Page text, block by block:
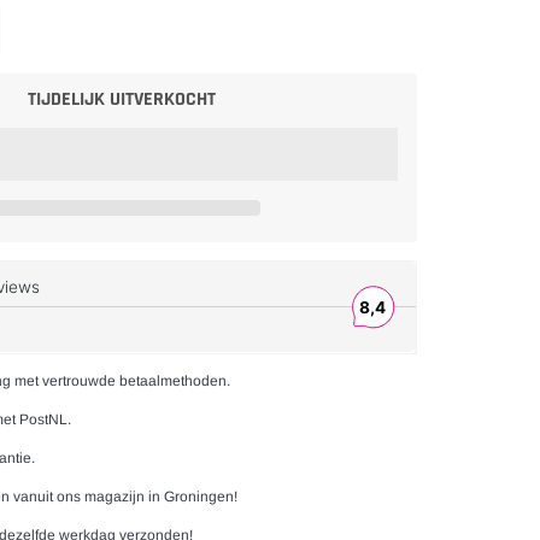
TIJDELIJK UITVERKOCHT
met vertrouwde betaalmethoden.
PostNL.
vanuit ons magazijn in Groningen!
werkdag verzonden!